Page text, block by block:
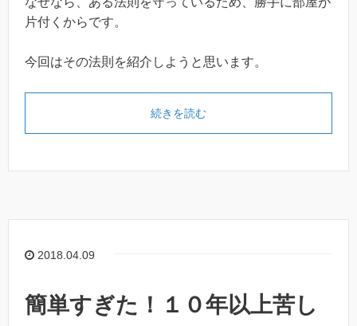
片付くからです。
今回はその法則を紹介しようと思います。
続きを読む
2018.04.09
簡単すぎた！１０年以上苦し